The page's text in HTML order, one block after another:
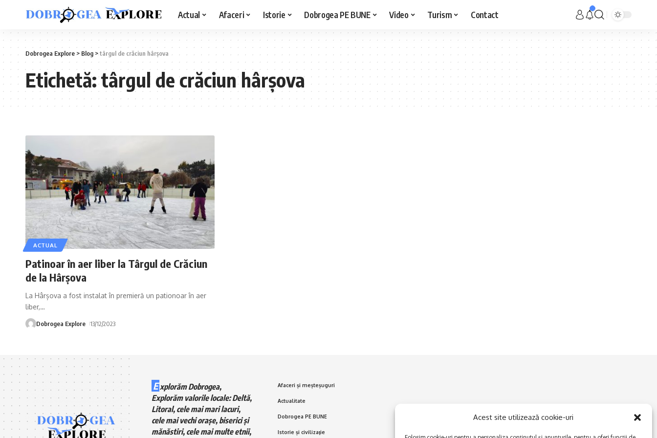
Acest site utilizează cookie-uri
Actual Afaceri Istorie Dobrogea PE BUNE Video Turism Contact
Dobrogea Explore> Blog >târgul de crăciun hârșova
Etichetă:târgul de crăciun hârșova
ACTUAL
Patinoar în aer liber la Târgul de Crăciun
de la Hârșova
La Hârșova a fost instalat în premieră un pationoar în aer
liber,…
Dobrogea Explore 13/12/2023
E xplorăm Dobrogea,
Explorăm valorile locale: Deltă,
Litoral, cele mai mari lacuri,
cele mai vechi orașe, biserici și
mănăstiri, cele mai multe etnii,
Afaceri și meșteșuguri
Actualitate
Dobrogea PE BUNE
Istorie și civilizaţie